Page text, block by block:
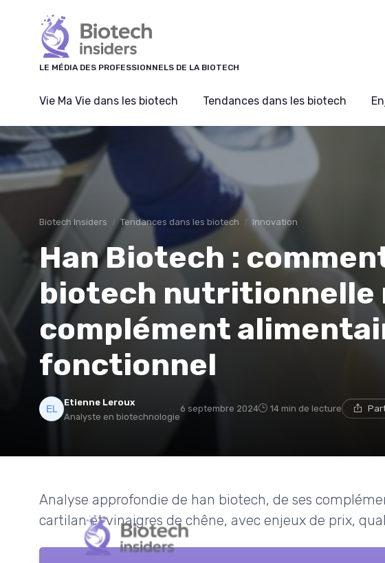
LE MÉDIA DES PROFESSIONNELS DE LA BIOTECH
Vie Ma Vie dans les biotech Tendances dans les biotech
Biotech Insiders Tendances dans les biotech Innovation
Han Biotech :
biotech nutritionnelle
complément
fonctionnel
Etienne Leroux
Analyste en biotechnologie
6 septembre 2024 14 min de lecture
Analyse approfondie de han biotech, de ses
cartilan et vinaigres de chêne, avec enjeux de prix,